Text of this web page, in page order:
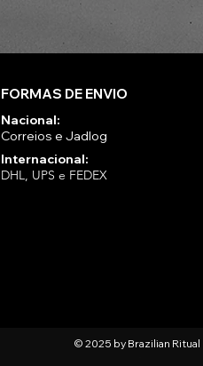
FORMAS DE ENVIO
Nacional:
Correios e Jadlog
Internacional:
DHL, UPS e FEDEX
© 2025 by Brazilian